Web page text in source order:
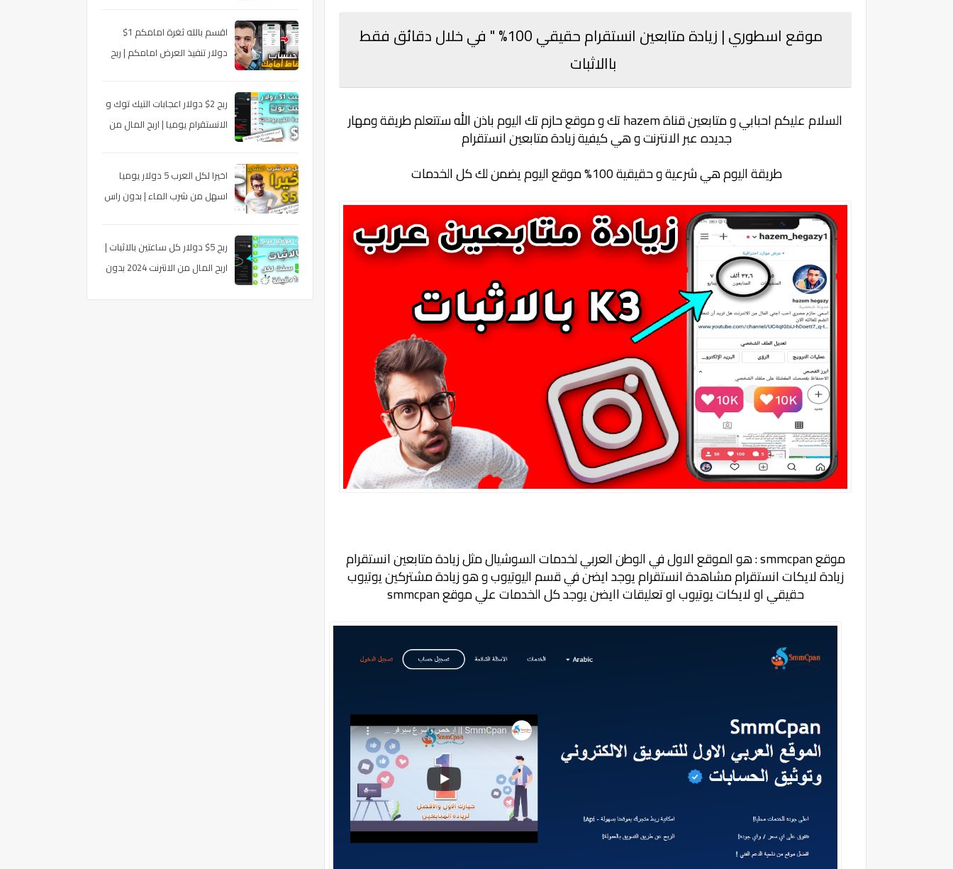
موقع اسطوري | زيادة متابعين انستقرام حقيقي 100% " في خلال دقائق فقط
باالاثبات
السلام عليكم احبابي و متابعين قناةhazem تك و موقعحازم تكاليوم باذن الله ستتعلم طريقة ومهار
جديده عبر الانترنت و هي كيفية زيادة متابعين انستقرام
طريقة اليوم هي شرعية و حقيقية 100% موقع اليوم يضمن لك كل الخدمات
موقعsmmcpan: هو الموقع الاول في الوطن العربي لخدماتالسوشيال مثل زيادة متابعين انستقرام
زيادة لايكات انستقرام مشاهدة انستقرام يوجد ايضن في قسم اليوتيوب و هو زيادة مشتركين يوتيوب
حقيقي او لايكات يوتيوب او تعليقات اايضن يوجد كل الخدمات علي موقعsmmcpan
اقسم بالله ثغرة امامكم 1$
دولار تنفيذ العرض امامكم | ربح
ربح 2$ دولار اعجابات التيك توك و
الانستقرام يوميا | اربح المال من
اخيرا لكل العرب 5 دولار يوميا
اسهل من شرب الماء | بدون راس
ربح 5$ دولار كل ساعتين بالاثبات |
اربح المال من الانترنت 2024 بدون